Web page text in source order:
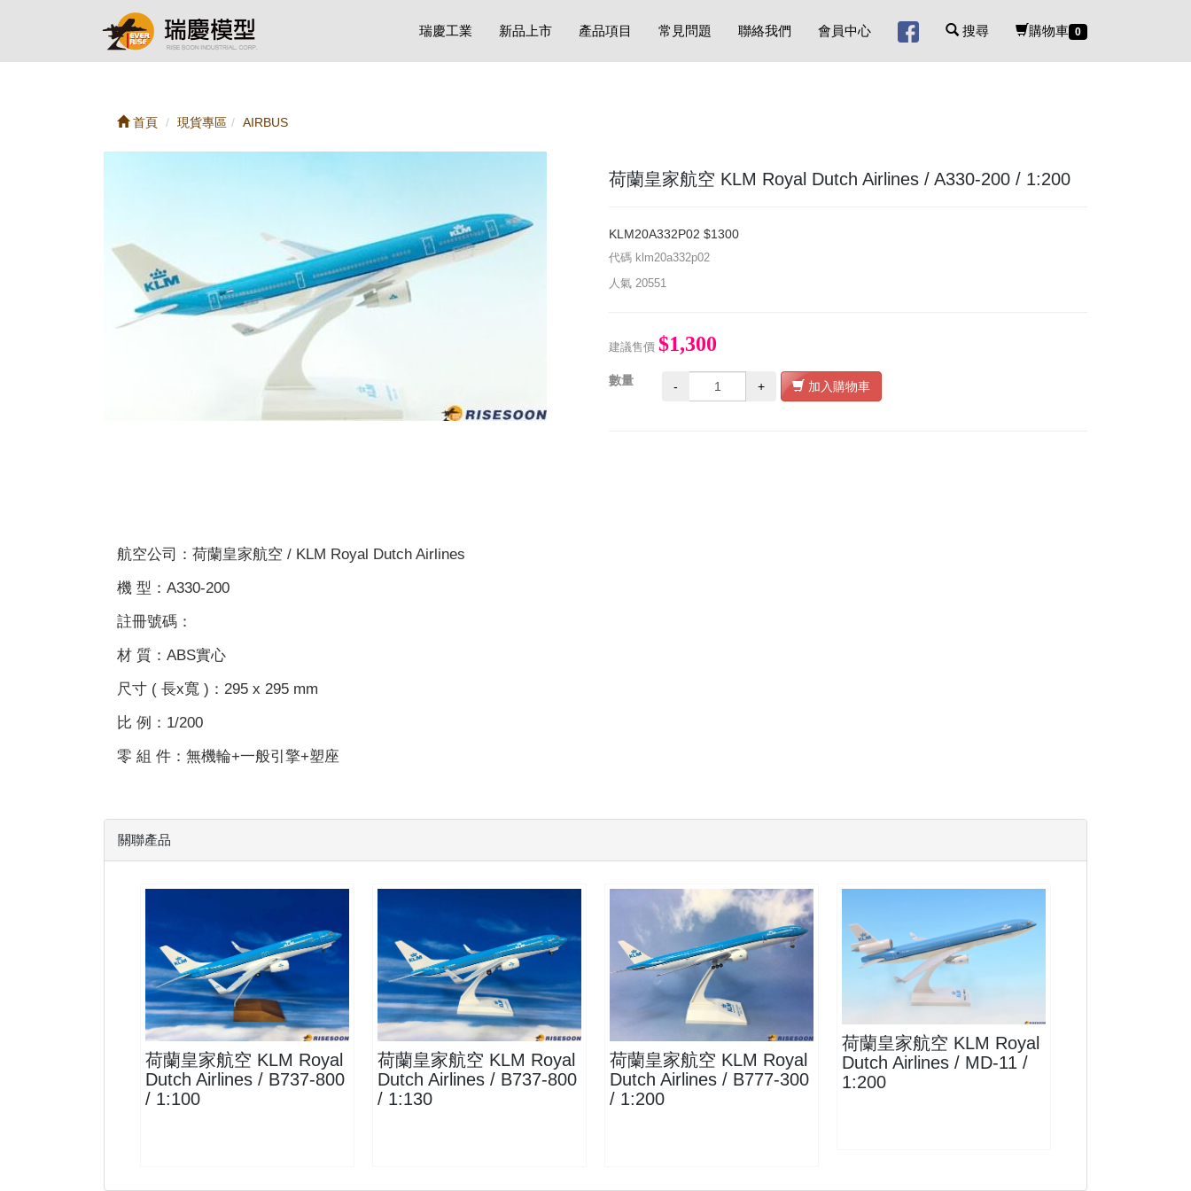
瑞慶工業 新品上市 產品項目 常見問題 聯絡我們 會員中心 搜尋 購物車 0
首頁 現貨專區 AIRBUS
荷蘭皇家航空 KLM Royal Dutch Airlines / A330-200 / 1:200
KLM20A332P02 $1300
代碼 klm20a332p02
人氣 20551
建議售價 $1,300
數量 - + 加入購物車
航空公司：荷蘭皇家航空 / KLM Royal Dutch Airlines
機 型：A330-200
註冊號碼：
材 質：ABS實心
尺寸 ( 長x寬 )：295 x 295 mm
比 例：1/200
零 組 件：無機輪+一般引擎+塑座
關聯產品
KLM10B738P01
查看
荷蘭皇家航空 KLM Royal
Dutch Airlines / B737-800
/ 1:100
KLM13B738P01 $1500
查看
荷蘭皇家航空 KLM Royal
Dutch Airlines / B737-800
/ 1:130
KLM20B773P02
荷蘭皇家航空 KLM Royal
Dutch Airlines / B777-300
/ 1:200
KLM20MD11P01
荷蘭皇家航空 KLM Royal
Dutch Airlines / MD-11 /
1:200